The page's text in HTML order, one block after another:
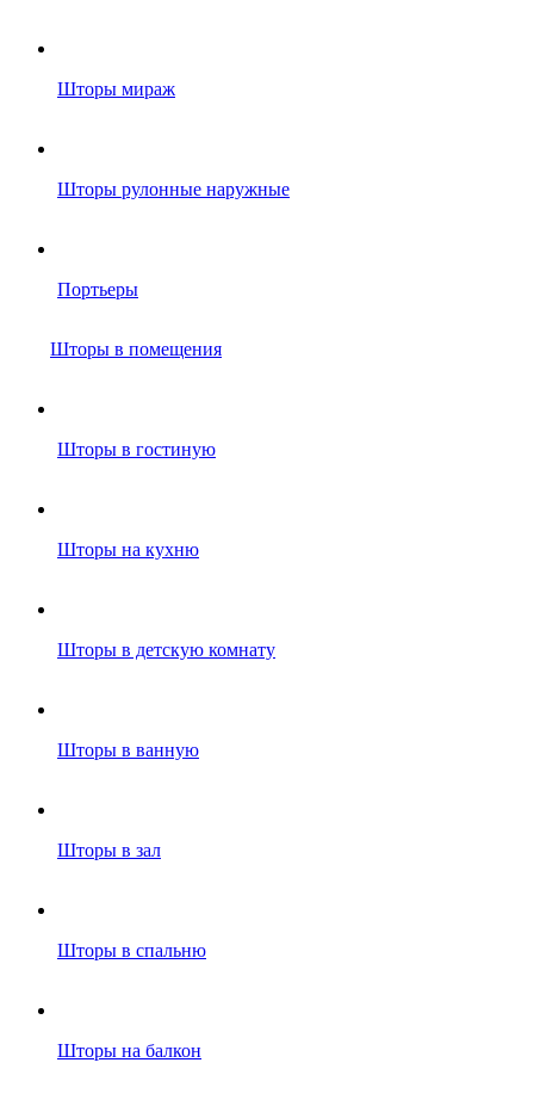
Шторы мираж
Шторы рулонные наружные
Портьеры
Шторы в помещения
Шторы в гостиную
Шторы на кухню
Шторы в детскую комнату
Шторы в ванную
Шторы в зал
Шторы в спальню
Шторы на балкон